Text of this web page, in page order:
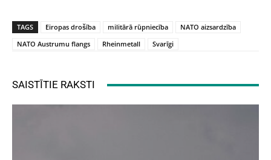
TAGS Eiropas drošība militārā rūpniecība
NATO aizsardzība
NATO Austrumu flangs
Rheinmetall Svarīgi
SAISTĪTIE RAKSTI